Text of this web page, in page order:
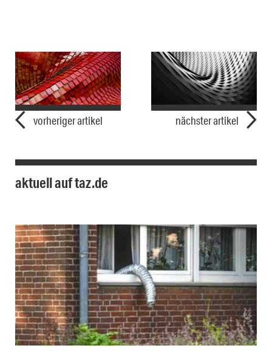
vorheriger artikel nächster artikel
aktuell auf taz.de